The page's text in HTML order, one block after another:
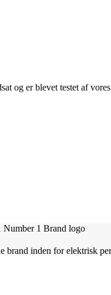
og er blevet testet af
brand inden for elektrisk